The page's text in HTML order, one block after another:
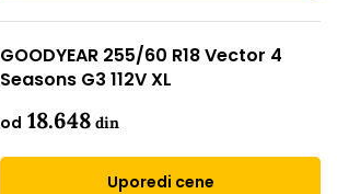
GOODYEAR 255/60 R18 Vector 4
Seasons G3 112V XL
od 18.648 din
Uporedi cene